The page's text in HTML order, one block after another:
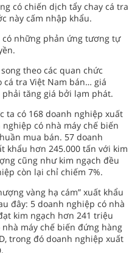
có chiến dịch tẩy chay cá tra
này cấm nhập khẩu.
có những phản ứng tương tự
theo các quan chức
cá tra Việt Nam bán… giá
tăng giá bởi lạm phát.
ta có 168 doanh nghiệp xuất
có nhà máy chế biến
mua bán. 57 doanh
khẩu hơn 245.000 tấn với kim
cũng như kim ngạch đều
còn lại chỉ chiếm 7%.
vàng hạ cám” xuất khẩu
đây: 5 doanh nghiệp có nhà
kim ngạch hơn 241 triệu
nhà máy chế biến đứng hàng
trong đó doanh nghiệp xuất